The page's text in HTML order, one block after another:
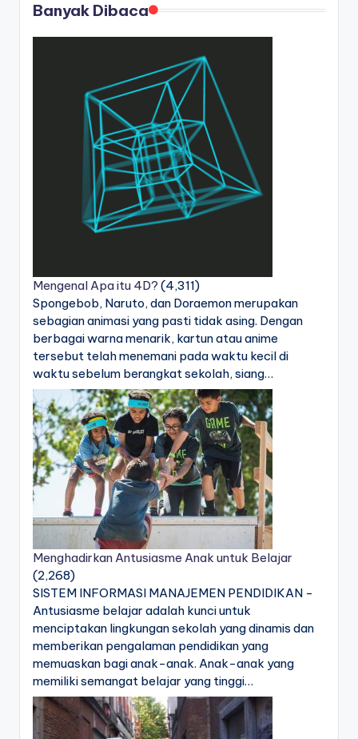
Banyak Dibaca
Mengenal Apa itu 4D? (4,311)
Spongebob, Naruto, dan Doraemon merupakan
sebagian animasi yang pasti tidak asing. Dengan
berbagai warna menarik, kartun atau anime
tersebut telah menemani pada waktu kecil di
waktu sebelum berangkat sekolah, siang…
Menghadirkan Antusiasme Anak untuk Belajar
(2,268)
SISTEM INFORMASI MANAJEMEN PENDIDIKAN -
Antusiasme belajar adalah kunci untuk
menciptakan lingkungan sekolah yang dinamis dan
memberikan pengalaman pendidikan yang
memuaskan bagi anak-anak. Anak-anak yang
memiliki semangat belajar yang tinggi…